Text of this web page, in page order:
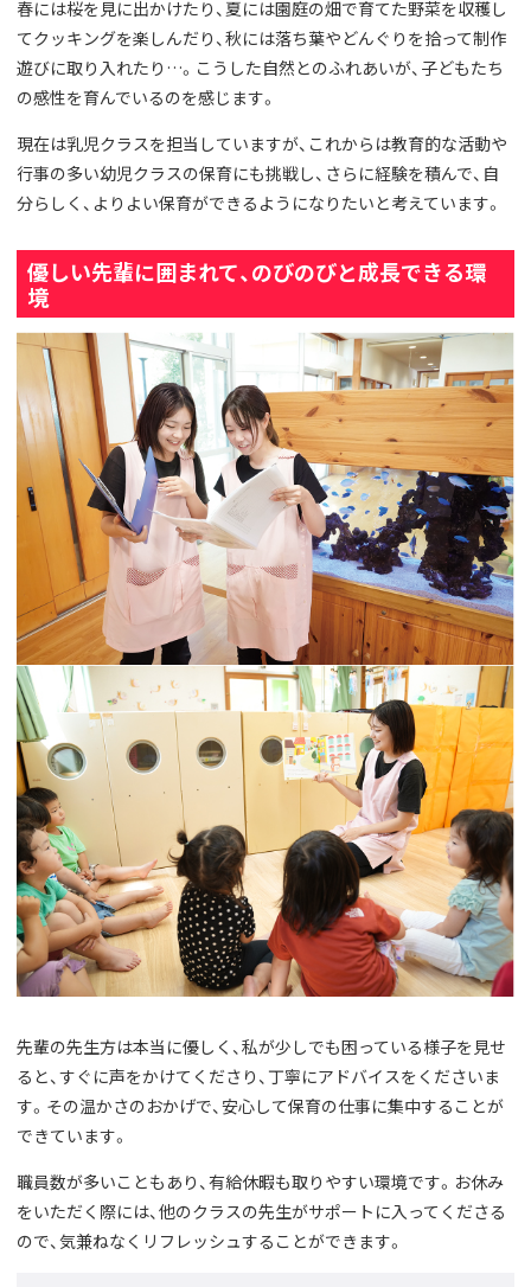
春には桜を見に出かけたり、夏には園庭の畑で育てた野菜を収穫し
てクッキングを楽しんだり、秋には落ち葉やどんぐりを拾って制作
遊びに取り入れたり…。こうした自然とのふれあいが、子どもたち
の感性を育んでいるのを感じます。
現在は乳児クラスを担当していますが、これからは教育的な活動や
行事の多い幼児クラスの保育にも挑戦し、さらに経験を積んで、自
分らしく、よりよい保育ができるようになりたいと考えています。
優しい先輩に囲まれて、のびのびと成長できる環
境
先輩の先生方は本当に優しく、私が少しでも困っている様子を見せ
ると、すぐに声をかけてくださり、丁寧にアドバイスをくださいま
す。その温かさのおかげで、安心して保育の仕事に集中することが
できています。
職員数が多いこともあり、有給休暇も取りやすい環境です。お休み
をいただく際には、他のクラスの先生がサポートに入ってくださる
ので、気兼ねなくリフレッシュすることができます。